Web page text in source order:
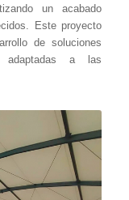
un acabado
Este proyecto
de soluciones
adaptadas a las